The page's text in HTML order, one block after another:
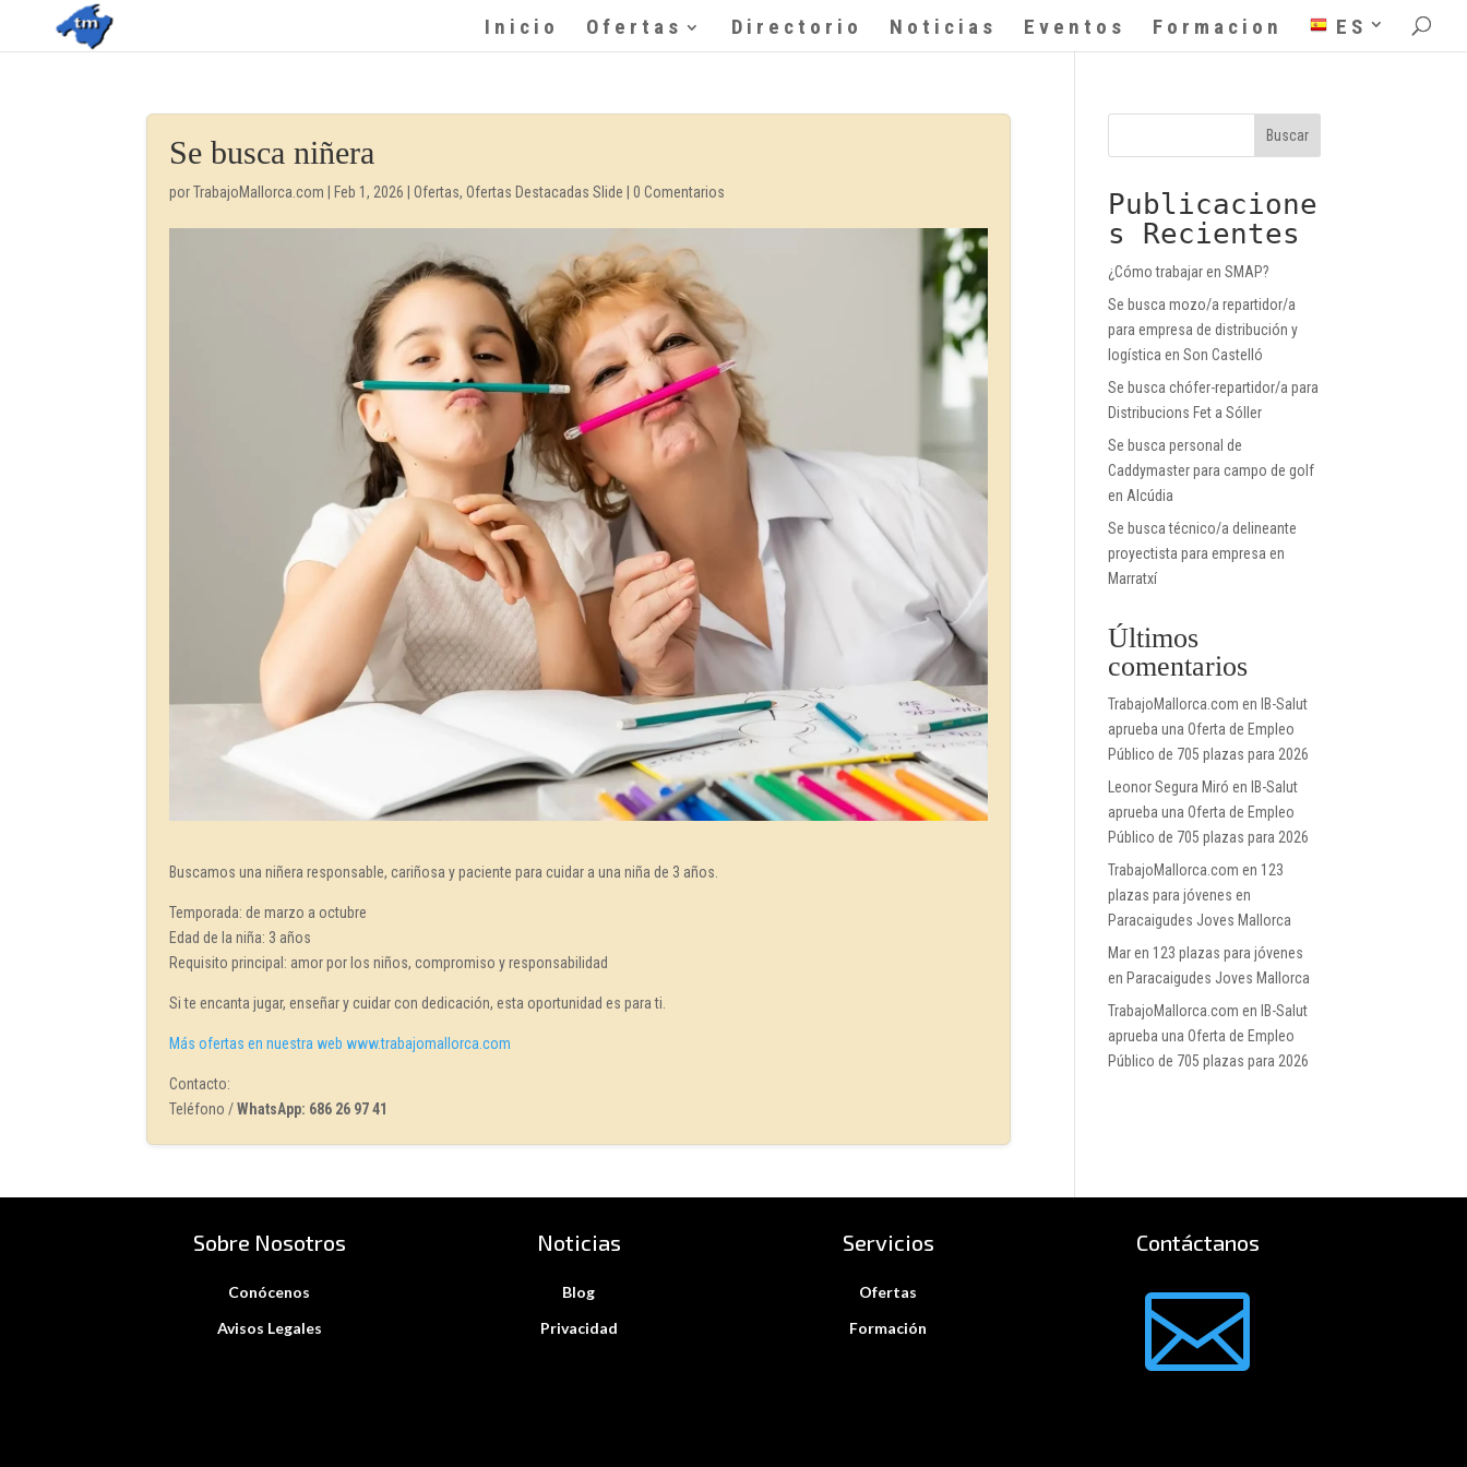
Inicio Ofertas Directorio Noticias Eventos Formacion ES
Se busca niñera
porTrabajoMallorca.com Feb 1, 2026 |Ofertas,Ofertas Destacadas Slide |0 Comentarios
Buscamos una niñera responsable, cariñosa y paciente para cuidar a una niña de 3 años.
Temporada: de marzo a octubre
Edad de la niña: 3 años
Requisito principal: amor por los niños, compromiso y responsabilidad
Si te encanta jugar, enseñar y cuidar con dedicación, esta oportunidad es para ti.
Más ofertas en nuestra web www.trabajomallorca.com
Contacto:
Teléfono /WhatsApp: 686 26 97 41
Buscar
Publicacione
s Recientes
¿Cómo trabajar en SMAP?
Se busca mozo/a repartidor/a
para empresa de distribución y
logística en Son Castelló
Se busca chófer-repartidor/a para
Distribucions Fet a Sóller
Se busca personal de
Caddymaster para campo de golf
en Alcúdia
Se busca técnico/a delineante
proyectista para empresa en
Marratxí
Últimos
comentarios
TrabajoMallorca.com en IB-Salut
aprueba una Oferta de Empleo
Público de 705 plazas para 2026
Leonor Segura Miró en IB-Salut
aprueba una Oferta de Empleo
Público de 705 plazas para 2026
TrabajoMallorca.com en 123
plazas para jóvenes en
Paracaigudes Joves Mallorca
Maren 123 plazas para jóvenes
en Paracaigudes Joves Mallorca
TrabajoMallorca.com en IB-Salut
aprueba una Oferta de Empleo
Público de 705 plazas para 2026
Sobre Nosotros
Conócenos
Avisos Legales
Noticias
Blog
Privacidad
Servicios
Ofertas
Formación
Contáctanos
